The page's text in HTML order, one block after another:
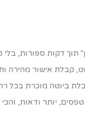
תוך דקות ספורות,
קבלת אישור מהירה
ביוטה מוכרת בכל
יותר ודאות,